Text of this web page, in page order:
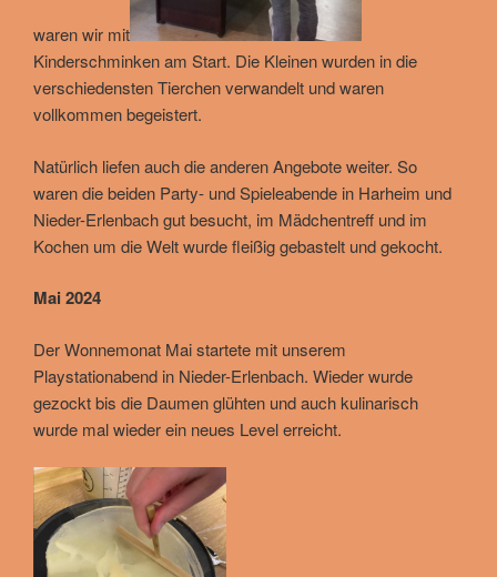
waren wir mit
Kinderschminken am Start. Die Kleinen wurden in die
verschiedensten Tierchen verwandelt und waren
vollkommen begeistert.
Natürlich liefen auch die anderen Angebote weiter. So
waren die beiden Party- und Spieleabende in Harheim und
Nieder-Erlenbach gut besucht, im Mädchentreff und im
Kochen um die Welt wurde fleißig gebastelt und gekocht.
Mai 2024
Der Wonnemonat Mai startete mit unserem
Playstationabend in Nieder-Erlenbach. Wieder wurde
gezockt bis die Daumen glühten und auch kulinarisch
wurde mal wieder ein neues Level erreicht.